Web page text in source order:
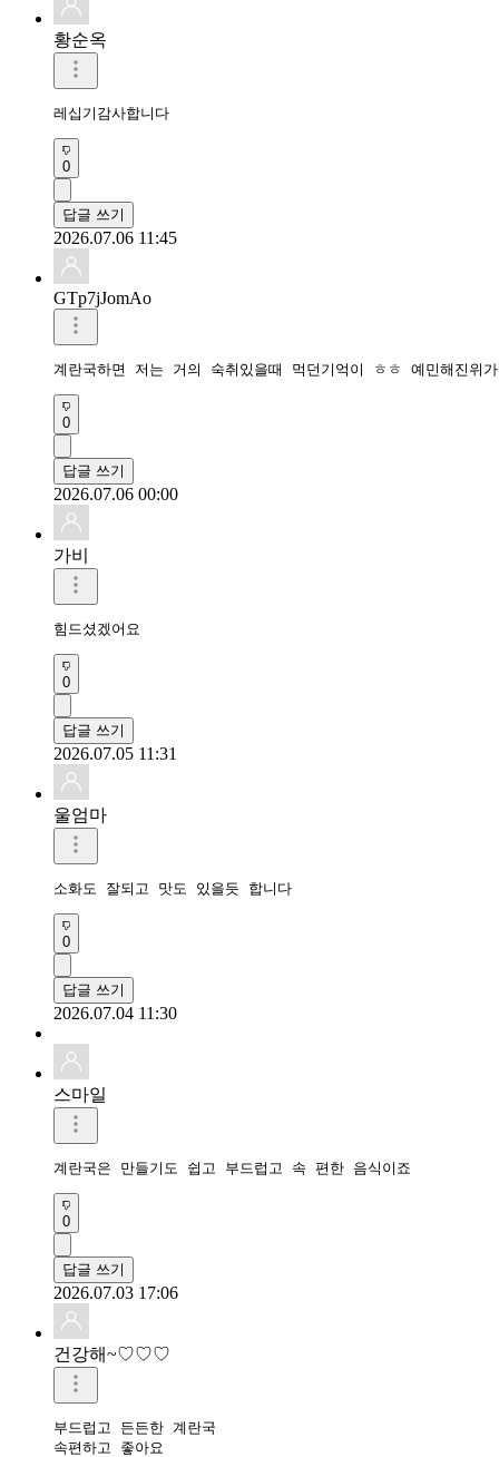
황순옥
레십기감사합니다
0
답글 쓰기
2026.07.06 11:45
GTp7jJomAo
계란국하면 저는 거의 숙취있을때 먹던기억이 ㅎㅎ 예민해진위
0
답글 쓰기
2026.07.06 00:00
가비
힘드셨겠어요
0
답글 쓰기
2026.07.05 11:31
울엄마
소화도 잘되고 맛도 있을듯 합니다
0
답글 쓰기
2026.07.04 11:30
스마일
계란국은 만들기도 쉽고 부드럽고 속 편한 음식이죠
0
답글 쓰기
2026.07.03 17:06
건강해~♡♡♡
부드럽고 든든한 계란국
속편하고 좋아요